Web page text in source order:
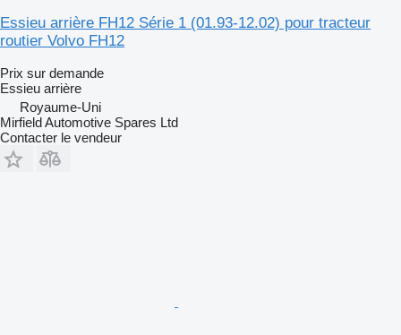
Essieu arrière FH12 Série 1 (01.93-12.02) pour tracteur
routier Volvo FH12
Prix sur demande
Essieu arrière
Royaume-Uni
Mirfield Automotive Spares Ltd
Contacter le vendeur